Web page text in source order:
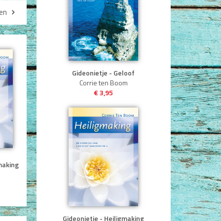
Gideonietje - Geloof
Corrie ten Boom
€ 3,95
Gideonietje - Heiligmaking